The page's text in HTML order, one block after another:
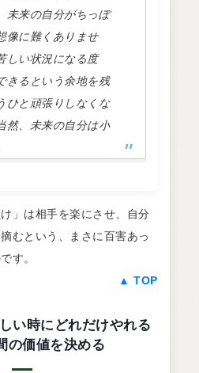
未来の自分がちっぽ
像に難くありませ
しい状況になる度
きるという余地を残
ひと頑張りしなくな
然、未来の自分は小
」は相手を楽にさせ、自分
むという、まさに百害あっ
す。
▲ TOP
い時にどれだけやれる
の価値を決める